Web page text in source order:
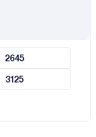
2645
3125